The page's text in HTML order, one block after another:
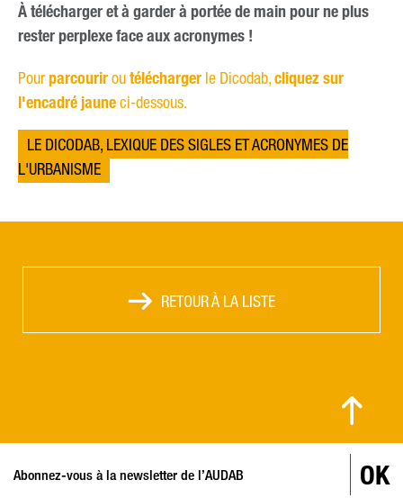
À télécharger et à garder à portée de main pour ne plus
rester perplexe face aux acronymes !
Pourparcouriroutélécharger le Dicodab,cliquez sur
l'encadré jauneci-dessous.
LE DICODAB, LEXIQUE DES SIGLES ET ACRONYMES DE
L'URBANISME
RETOUR À LA LISTE
OK